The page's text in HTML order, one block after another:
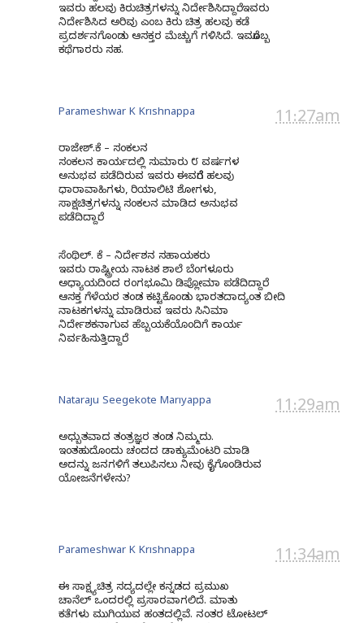
ಇವರು ಹಲವು ಕಿರುಚಿತ್ರಗಳನ್ನು ನಿರ್ದೇಶಿಸಿದ್ದಾರೆ. ಇವರು
ನಿರ್ದೇಶಿಸಿದ ಅರಿವು ಎಂಬ ಕಿರು ಚಿತ್ರ ಹಲವು ಕಡೆ
ಪ್ರದರ್ಶನಗೊಂಡು ಆಸಕ್ತರ ಮೆಚ್ಚುಗೆ ಗಳಿಸಿದೆ. ಇವರೊಬ್ಬ
ಕಥೆಗಾರರು ಸಹ.
11:27am
Parameshwar K Krishnappa
ರಾಜೇಶ್.ಕೆ – ಸಂಕಲನ
ಸಂಕಲನ ಕಾರ್ಯದಲ್ಲಿ ಸುಮಾರು ೮ ವರ್ಷಗಳ
ಅನುಭವ ಪಡೆದಿರುವ ಇವರು ಈವರೆಗೆ ಹಲವು
ಧಾರಾವಾಹಿಗಳು, ರಿಯಾಲಿಟಿ ಶೋಗಳು,
ಸಾಕ್ಷಚಿತ್ರಗಳನ್ನು ಸಂಕಲನ ಮಾಡಿದ ಅನುಭವ
ಪಡೆದಿದ್ದಾರೆ.
ಸೆಂಥಿಲ್. ಕೆ – ನಿರ್ದೇಶನ ಸಹಾಯಕರು
ಇವರು ರಾಷ್ಟ್ರೀಯ ನಾಟಕ ಶಾಲೆ ಬೆಂಗಳೂರು
ಅಧ್ಯಾಯದಿಂದ ರಂಗಭೂಮಿ ಡಿಪ್ಲೋಮಾ ಪಡೆದಿದ್ದಾರೆ.
ಆಸಕ್ತ ಗೆಳೆಯರ ತಂಡ ಕಟ್ಟಿಕೊಂಡು ಭಾರತದಾದ್ಯಂತ ಬೀದಿ
ನಾಟಕಗಳನ್ನು ಮಾಡಿರುವ ಇವರು ಸಿನಿಮಾ
ನಿರ್ದೇಶಕನಾಗುವ ಹೆಬ್ಬಯಕೆಯೊಂದಿಗೆ ಕಾರ್ಯ
ನಿರ್ವಹಿಸುತ್ತಿದ್ದಾರೆ.
11:29am
Nataraju Seegekote Mariyappa
ಅಧ್ಬುತವಾದ ತಂತ್ರಜ್ಞರ ತಂಡ ನಿಮ್ಮದು.
ಇಂತಹುದೊಂದು ಚಂದದ ಡಾಕ್ಯುಮೆಂಟರಿ ಮಾಡಿ
ಅದನ್ನು ಜನಗಳಿಗೆ ತಲುಪಿಸಲು ನೀವು ಕೈಗೊಂಡಿರುವ
ಯೋಜನೆಗಳೇನು?
11:34am
Parameshwar K Krishnappa
ಈ ಸಾಕ್ಷ್ಯಚಿತ್ರ ಸದ್ಯದಲ್ಲೇ ಕನ್ನಡದ ಪ್ರಮುಖ
ಚಾನೆಲ್ ಒಂದರಲ್ಲಿ ಪ್ರಸಾರವಾಗಲಿದೆ. ಮಾತು
ಕತೆಗಳು ಮುಗಿಯುವ ಹಂತದಲ್ಲಿವೆ. ನಂತರ ಟೋಟಲ್